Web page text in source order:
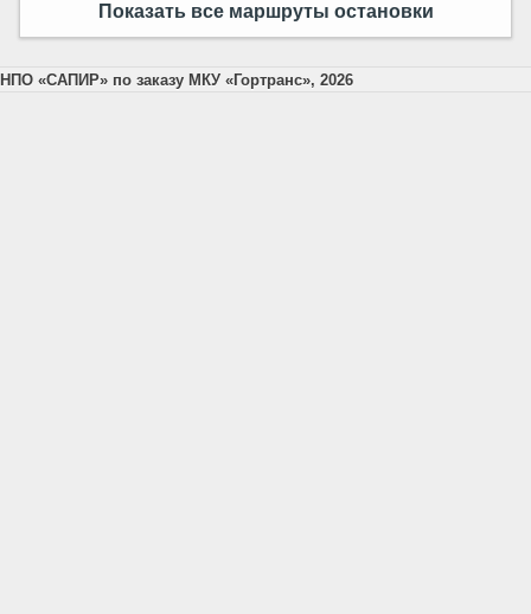
Показать все маршруты остановки
НПО «САПИР» по заказу МКУ «Гортранс», 2026